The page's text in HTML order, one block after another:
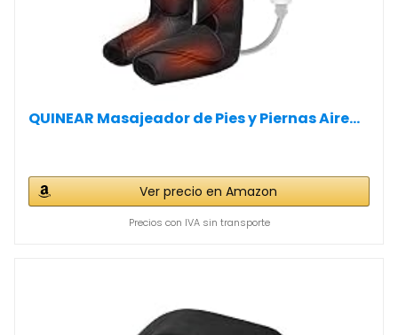
QUINEAR Masajeador de Pies y Piernas Aire...
Ver precio en Amazon
Precios con IVA sin transporte